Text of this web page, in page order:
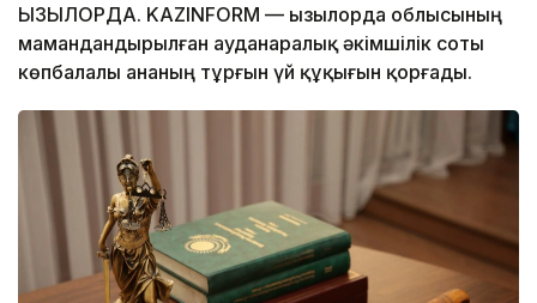
ҚЫЗЫЛОРДА. KAZINFORM — Қызылорда облысының
мамандандырылған ауданаралық әкімшілік соты
көпбалалы ананың тұрғын үй құқығын қорғады.